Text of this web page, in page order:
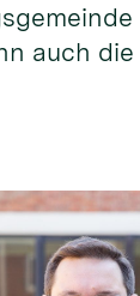
auch